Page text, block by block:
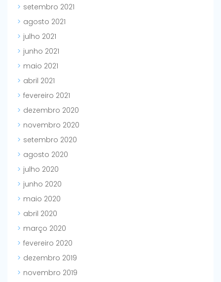
setembro 2021
agosto 2021
julho 2021
junho 2021
maio 2021
abril 2021
fevereiro 2021
dezembro 2020
novembro 2020
setembro 2020
agosto 2020
julho 2020
junho 2020
maio 2020
abril 2020
março 2020
fevereiro 2020
dezembro 2019
novembro 2019